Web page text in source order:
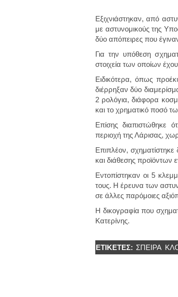
Εξιχνιάστηκαν, από
με αστυνομικούς της
δύο απόπειρες που
Για την υπόθεση
στοιχεία των οποίων
Ειδικότερα, όπως
διέρρηξαν δύο
2 ρολόγια, διάφορα
και το χρηματικό ποσό
Επίσης διαπιστώθηκε
περιοχή της Λάρισας,
Επιπλέον,
και διάθεσης προϊόντων
Εντοπίστηκαν οι 5
τους. Η έρευνα των
σε άλλες παρόμοιες
Η δικογραφία που
Κατερίνης.
ΕΤΙΚΈΤΕΣ: ΣΠΕΙΡΑ